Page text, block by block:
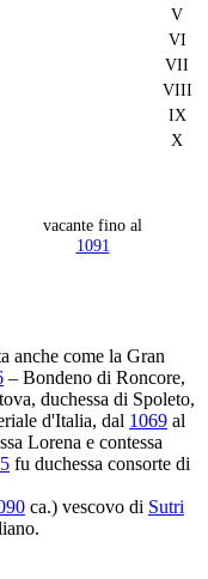
V
VI
VII
VIII
IX
X
vacante fino al
1091
anche come la Gran
– Bondeno di Roncore,
duchessa di Spoleto,
d'Italia, dal 1069 al
Lorena e contessa
fu duchessa consorte di
ca.) vescovo di Sutri